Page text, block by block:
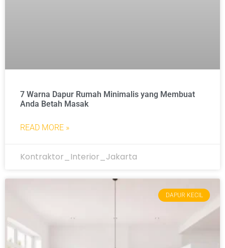
7 Warna Dapur Rumah Minimalis yang Membuat
Anda Betah Masak
READ MORE »
Kontraktor_Interior_Jakarta
DAPUR KECIL